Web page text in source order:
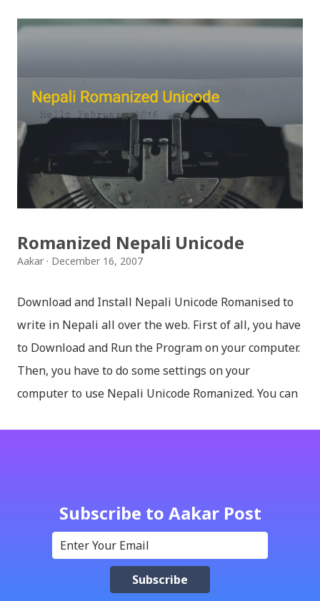
भेटिएको खण्डमा हामी अवश्य पनि राख्ने नै छौँ । हामीले भनिरहनुपर्दैन,
उपलब्ध गराइदिनुहुने अच्युत घिमिरेलाई धेरै धेरै धन्यवाद । पल्पसा
क्याफे त सुनिसकियो, तर यहाँहरु ले पल्पसा क्याफेलाई कसरी
मुल्यांङ्कन गर्नुभयो थाहा छैन । खैर कुरो जेसुकै होस्, आज यहाँ म केही
साथिहरुको ब्लगमा प्रकाशित "पल्पसा क्याफे" बारे गरिएको
टिप्पणीहरु सहित उपस्थित भएको छु । साथिहरुको ब्लगमा प्रकाशित
भइसकेका कुराहरुलाई एकै ठाउँमा समेट्न...
Romanized Nepali Unicode
Aakar December 16, 2007
Download and Install Nepali Unicode Romanised to
write in Nepali all over the web. First of all, you have
to Download and Run the Program on your computer.
Then, you have to do some settings on your
computer to use Nepali Unicode Romanized. You can
Language and Regional settings; Open Regional
Language Options; Go to Language Options & tick on
check box (install files..... Thai, instal....east
Asian...languages): Click apply-it might ask for
Subscribe to Aakar Post